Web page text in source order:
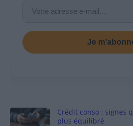
Je
Crédit conso : signes
plus équilibré